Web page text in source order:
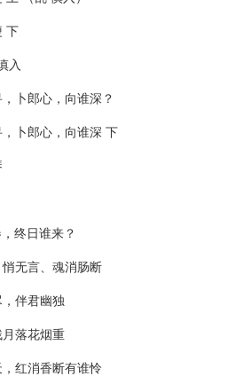
下
入
卜郎心，向谁深？
卜郎心，向谁深 下
终日谁来？
无言、魂消肠断
伴君幽独
落花烟重
红消香断有谁怜